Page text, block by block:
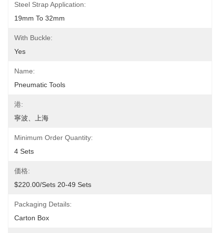
Steel Strap Application:
19mm To 32mm
With Buckle:
Yes
Name:
Pneumatic Tools
港:
寧波、上海
Minimum Order Quantity:
4 Sets
価格:
$220.00/sets 20-49 Sets
Packaging Details:
Carton Box